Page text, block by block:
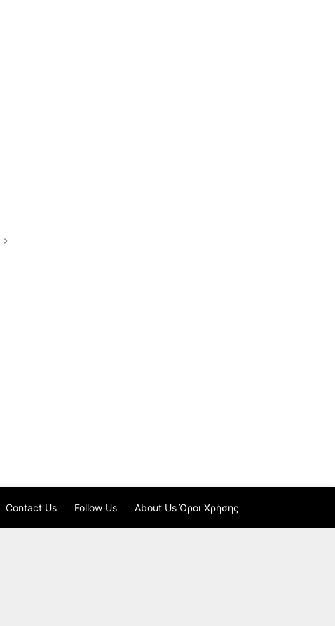
Contact Us Follow Us About Us Όροι Χρήσης